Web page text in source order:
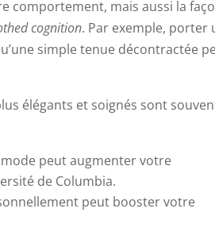
comportement, mais aussi la
cognition. Par exemple, porter
simple tenue décontractée
élégants et soignés sont
peut augmenter votre
de Columbia.
peut booster votre